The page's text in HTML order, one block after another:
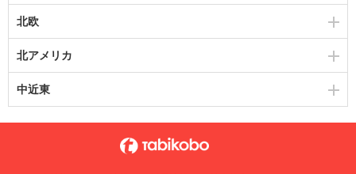
北欧
北アメリカ
中近東